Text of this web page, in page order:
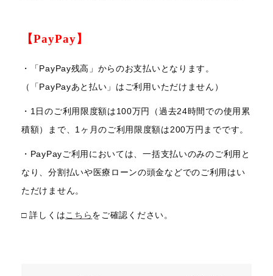
【PayPay】
・「PayPay残高」からのお支払いとなります。
（「PayPayあと払い」はご利用いただけません）
・1日のご利用限度額は100万円（過去24時間での使用累
積額）まで、1ヶ月のご利用限度額は200万円までです。
・PayPayご利用においては、一括支払いのみのご利用と
なり、分割払いや医療ローンの頭金などでのご利用はい
ただけません。
□ 詳しくはこちらをご確認ください。